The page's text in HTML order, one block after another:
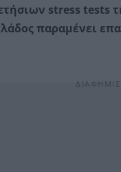
stress tests
παραμένει